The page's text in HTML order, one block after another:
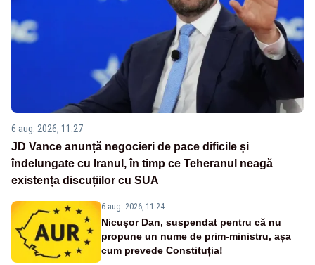
6 aug. 2026, 11:27
JD Vance anunță negocieri de pace dificile și
îndelungate cu Iranul, în timp ce Teheranul neagă
existența discuțiilor cu SUA
6 aug. 2026, 11:24
Nicușor Dan, suspendat pentru că nu
propune un nume de prim-ministru, așa
cum prevede Constituția!